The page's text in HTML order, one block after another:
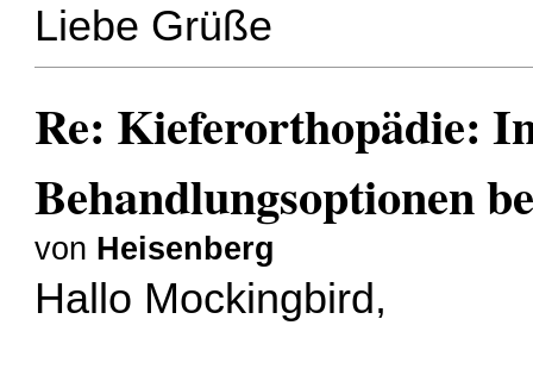
Liebe Grüße
Re: Kieferorthopädie:
Behandlungsoptionen
von Heisenberg
Hallo Mockingbird,